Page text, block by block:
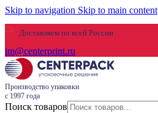
Skip to navigation Skip to main content
Доставляем по всей России
im@centerprint.ru
Производство упаковки
с 1997 года
Поиск товаров